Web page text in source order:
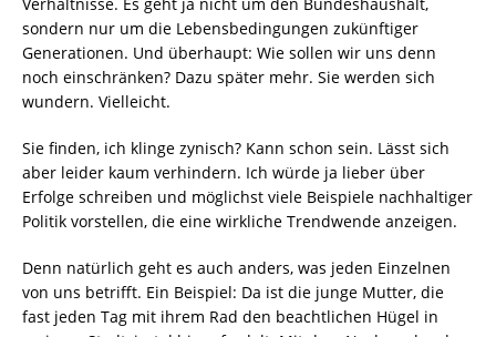
sondern nur um die Lebensbedingungen zukünftiger
Generationen. Und überhaupt: Wie sollen wir uns denn
noch einschränken? Dazu später mehr. Sie werden sich
wundern. Vielleicht.
Sie finden, ich klinge zynisch? Kann schon sein. Lässt sich
aber leider kaum verhindern. Ich würde ja lieber über
Erfolge schreiben und möglichst viele Beispiele nachhaltiger
Politik vorstellen, die eine wirkliche Trendwende anzeigen.
Denn natürlich geht es auch anders, was jeden Einzelnen
von uns betrifft. Ein Beispiel: Da ist die junge Mutter, die
fast jeden Tag mit ihrem Rad den beachtlichen Hügel in